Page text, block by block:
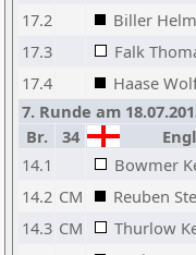
17.2
Biller
17.3
Falk
17.4
Haase
7. Runde am
Br.
34
14.1
Bowmer
14.2 CM Reuben
14.3 CM Thurlow